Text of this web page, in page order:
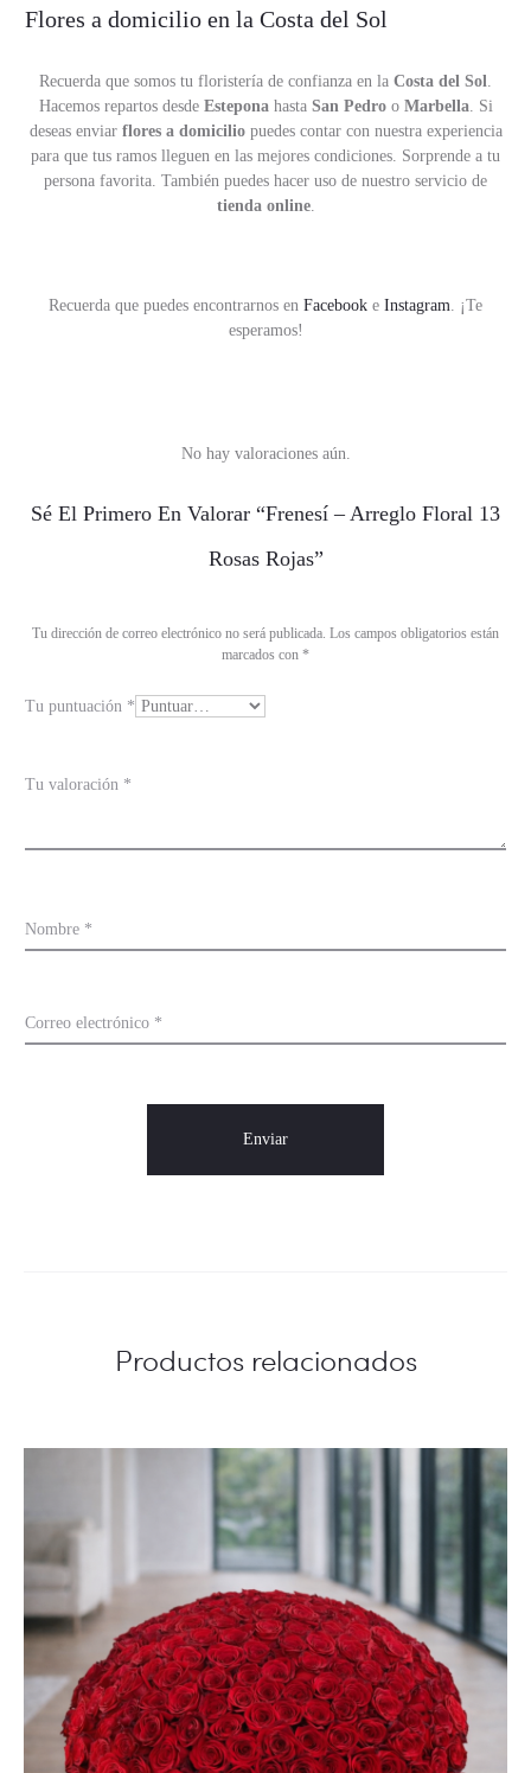
Flores a domicilio en la Costa del Sol
Recuerda que somos tu floristería de confianza en la Costa del Sol.
Hacemos repartos desde Esteponahasta San Pedroo Marbella. Si
deseas enviar flores a domiciliopuedes contar con nuestra experiencia
para que tus ramos lleguen en las mejores condiciones. Sorprende a tu
persona favorita. También puedes hacer uso de nuestro servicio de
tienda online.
Recuerda que puedes encontrarnos en Facebook e Instagram. ¡Te
esperamos!
V
c
o
e
No hay valoraciones aún.
Sé El Primero En Valorar “Frenesí – Arreglo Floral 13
Rosas Rojas”
Tu dirección de correo electrónico no será publicada. Los campos obligatorios están
marcados con *
Tu puntuación *
Tu valoración *
Nombre *
Correo electrónico *
Productos relacionados